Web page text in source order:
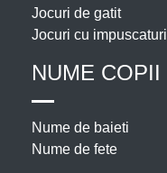
Jocuri de gatit
Jocuri cu impuscaturi
NUME COPII
Nume de baieti
Nume de fete